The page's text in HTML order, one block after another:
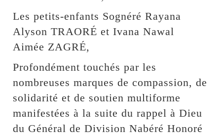
Les petits-enfants Sognéré Rayana
Alyson TRAORÉ et Ivana Nawal
Aimée ZAGRÉ,
Profondément touchés par les
nombreuses marques de compassion, de
solidarité et de soutien multiforme
manifestées à la suite du rappel à Dieu
du Général de Division Nabéré Honoré